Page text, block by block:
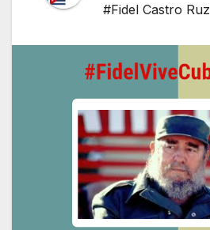
#Fidel Castro Ruz